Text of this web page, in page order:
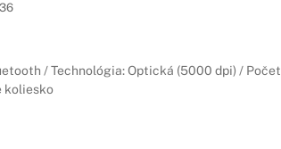
/ Technológia: Optická (5000 dpi) / Počet
koliesko